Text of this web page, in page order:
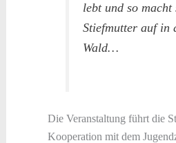
lebt und so macht
Stiefmutter auf in
Wald…
Die Veranstaltung führt die
Kooperation mit dem